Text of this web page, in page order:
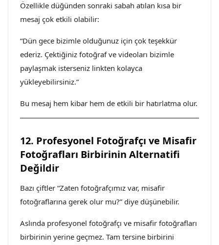
Özellikle düğünden sonraki sabah atılan kısa bir
mesaj çok etkili olabilir:
“Dün gece bizimle olduğunuz için çok teşekkür
ederiz. Çektiğiniz fotoğraf ve videoları bizimle
paylaşmak isterseniz linkten kolayca
yükleyebilirsiniz.”
Bu mesaj hem kibar hem de etkili bir hatırlatma olur.
12. Profesyonel Fotoğrafçı ve Misafir
Fotoğrafları Birbirinin Alternatifi
Değildir
Bazı çiftler “Zaten fotoğrafçımız var, misafir
fotoğraflarına gerek olur mu?” diye düşünebilir.
Aslında profesyonel fotoğrafçı ve misafir fotoğrafları
birbirinin yerine geçmez. Tam tersine birbirini